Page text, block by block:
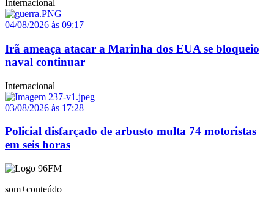
Internacional
04/08/2026 às 09:17
Irã ameaça atacar a Marinha dos EUA se bloqueio
naval continuar
Internacional
03/08/2026 às 17:28
Policial disfarçado de arbusto multa 74 motoristas
em seis horas
som+conteúdo